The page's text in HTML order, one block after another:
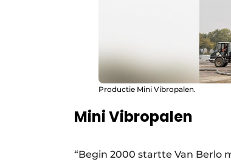
Productie Mini Vibropalen.
Mini Vibropalen
“Begin 2000 startte Van Berlo